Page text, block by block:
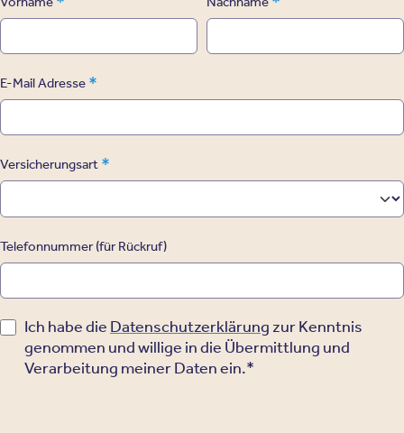
E-Mail Adresse *
Versicherungsart *
Telefonnummer (für Rückruf)
Ich habe die Datenschutzerklärung zur Kenntnis
genommen und willige in die Übermittlung und
Verarbeitung meiner Daten ein.*